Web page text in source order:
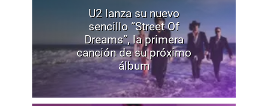
U2 lanza su nuevo
sencillo “Street Of
Dreams”, la primera
canción de su próximo
álbum